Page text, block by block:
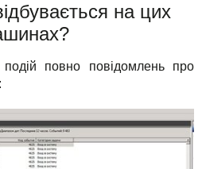
на цих
повно повідомлень про